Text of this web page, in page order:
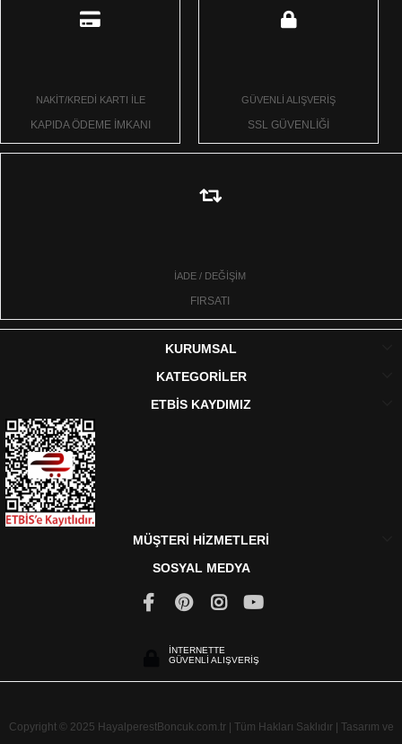
NAKİT/KREDİ KARTI İLE
KAPIDA ÖDEME İMKANI
GÜVENLİ ALIŞVERİŞ
SSL GÜVENLİĞİ
İADE / DEĞİŞİM
FIRSATI
KURUMSAL
KATEGORİLER
ETBİS KAYDIMIZ
MÜŞTERİ HİZMETLERİ
SOSYAL MEDYA
İNTERNETTE
GÜVENLİ ALIŞVERİŞ
Copyright © 2025 HayalperestBoncuk.com.tr | Tüm Hakları Saklıdır | Tasarım ve